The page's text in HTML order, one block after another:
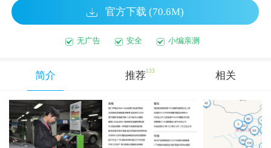
官方下载 (70.6M)
无广告 安全 小编亲测
简介 推荐133 相关